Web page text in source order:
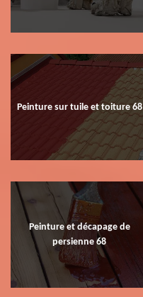
Peinture sur tuile et toiture 68
Peinture et décapage de
persienne 68